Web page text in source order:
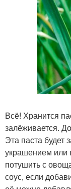
Всё! Хранится
залёживается.
Эта паста будет
украшением или
потушить с
соус, если